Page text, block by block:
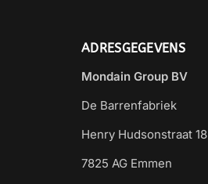
ADRESGEGEVENS
Mondain Group BV
De Barrenfabriek
Henry Hudsonstraat 18
7825 AG Emmen